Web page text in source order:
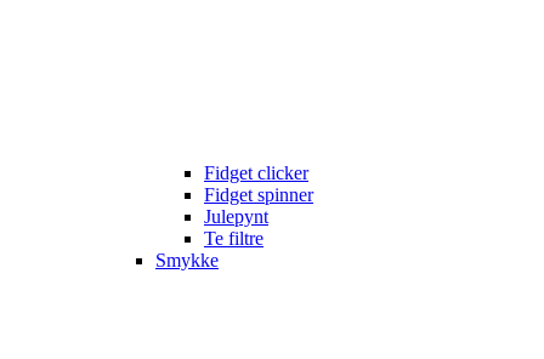
Fidget clicker
Fidget spinner
Julepynt
Te filtre
Smykke